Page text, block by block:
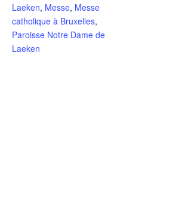
Laeken, Messe, Messe
catholique à Bruxelles,
Paroisse Notre Dame de
Laeken